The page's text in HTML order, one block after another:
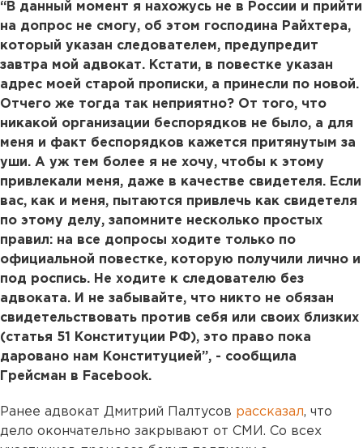
“В данный момент я нахожусь не в России и прийти
на допрос не смогу, об этом господина Райхтера,
который указан следователем, предупредит
завтра мой адвокат. Кстати, в повестке указан
адрес моей старой прописки, а принесли по новой.
Отчего же тогда так неприятно? От того, что
никакой организации беспорядков не было, а для
меня и факт беспорядков кажется притянутым за
уши. А уж тем более я не хочу, чтобы к этому
привлекали меня, даже в качестве свидетеля. Если
вас, как и меня, пытаются привлечь как свидетеля
по этому делу, запомните несколько простых
правил: на все допросы ходите только по
официальной повестке, которую получили лично и
под роспись. Не ходите к следователю без
адвоката. И не забывайте, что никто не обязан
свидетельствовать против себя или своих близких
(статья 51 Конституции РФ), это право пока
даровано нам Конституцией”, - сообщила
Грейсман в Facebook.
Ранее адвокат Дмитрий Палтусов рассказал, что
дело окончательно закрывают от СМИ. Со всех